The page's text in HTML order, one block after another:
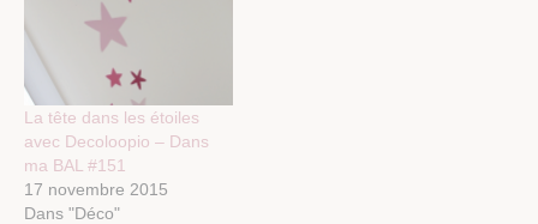
La tête dans les étoiles
avec Decoloopio – Dans
ma BAL #151
17 novembre 2015
Dans "Déco"